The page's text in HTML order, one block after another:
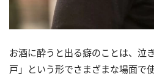
お酒に酔うと出る癖のことは、
戸」という形でさまざまな場面で使